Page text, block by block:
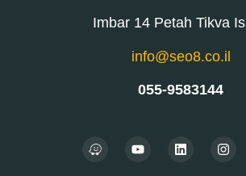
Imbar 14 Petah Tikva
info@seo8.co.il
055-9583144